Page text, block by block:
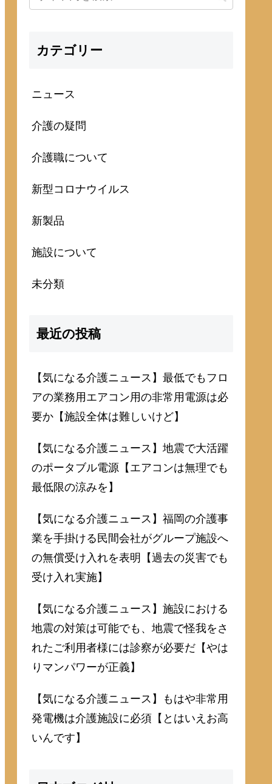
カテゴリー
ニュース
介護の疑問
介護職について
新型コロナウイルス
新製品
施設について
未分類
最近の投稿
【気になる介護ニュース】最低でもフロ
アの業務用エアコン用の非常用電源は必
要か【施設全体は難しいけど】
【気になる介護ニュース】地震で大活躍
のポータブル電源【エアコンは無理でも
最低限の涼みを】
【気になる介護ニュース】福岡の介護事
業を手掛ける民間会社がグループ施設へ
の無償受け入れを表明【過去の災害でも
受け入れ実施】
【気になる介護ニュース】施設における
地震の対策は可能でも、地震で怪我をさ
れたご利用者様には診察が必要だ【やは
りマンパワーが正義】
【気になる介護ニュース】もはや非常用
発電機は介護施設に必須【とはいえお高
いんです】